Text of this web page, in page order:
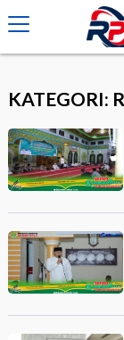
KATEGORI: